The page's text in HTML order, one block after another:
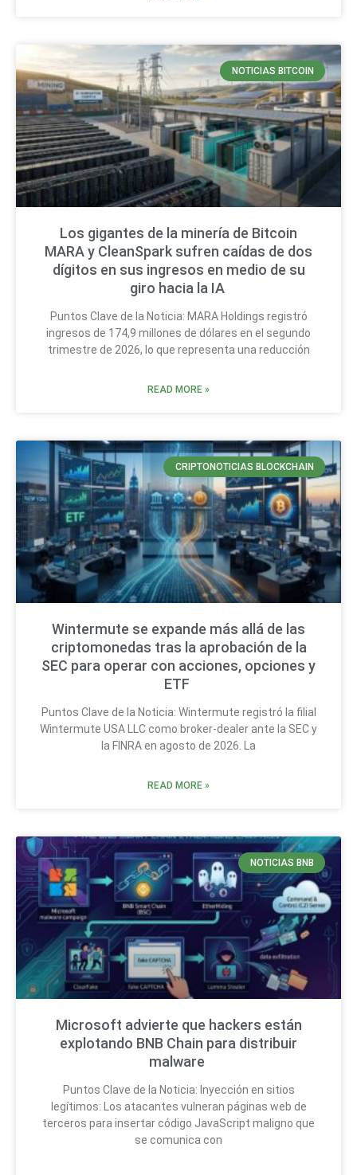
NOTICIAS BITCOIN
Los gigantes de la minería de Bitcoin
MARA y CleanSpark sufren caídas de dos
dígitos en sus ingresos en medio de su
giro hacia la IA
Puntos Clave de la Noticia: MARA Holdings registró
ingresos de 174,9 millones de dólares en el segundo
trimestre de 2026, lo que representa una reducción
READ MORE »
CRIPTONOTICIAS BLOCKCHAIN
Wintermute se expande más allá de las
criptomonedas tras la aprobación de la
SEC para operar con acciones, opciones y
ETF
Puntos Clave de la Noticia: Wintermute registró la filial
Wintermute USA LLC como broker-dealer ante la SEC y
la FINRA en agosto de 2026. La
READ MORE »
NOTICIAS BNB
Microsoft advierte que hackers están
explotando BNB Chain para distribuir
malware
Puntos Clave de la Noticia: Inyección en sitios
legítimos: Los atacantes vulneran páginas web de
terceros para insertar código JavaScript maligno que
se comunica con